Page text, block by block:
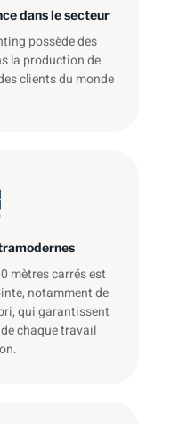
dans le secteur
possède des
la production de
clients du monde
mètres carrés est
notamment de
qui garantissent
chaque travail